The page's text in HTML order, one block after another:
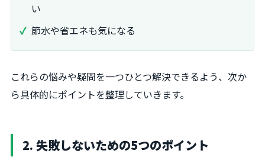
い
節水や省エネも気になる
これらの悩みや疑問を一つひとつ解決できるよう、次か
ら具体的にポイントを整理していきます。
2. 失敗しないための5つのポイント